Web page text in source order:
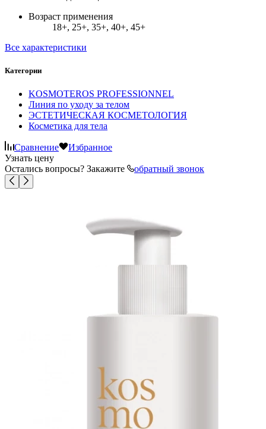
Возраст применения
18+, 25+, 35+, 40+, 45+
Все характеристики
Категории
KOSMOTEROS PROFESSIONNEL
Линия по уходу за телом
ЭСТЕТИЧЕСКАЯ КОСМЕТОЛОГИЯ
Косметика для тела
Сравнение
Избранное
Узнать цену
Остались вопросы? Закажите
обратный звонок